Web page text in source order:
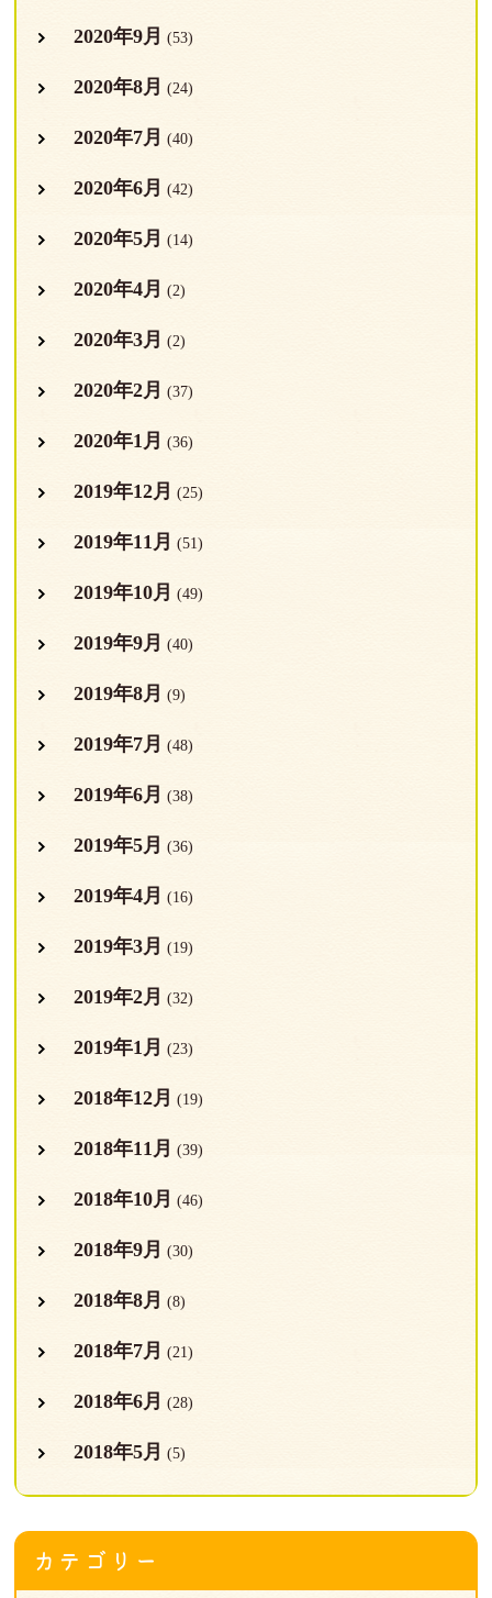
2020年9月 (53)
2020年8月 (24)
2020年7月 (40)
2020年6月 (42)
2020年5月 (14)
2020年4月 (2)
2020年3月 (2)
2020年2月 (37)
2020年1月 (36)
2019年12月 (25)
2019年11月 (51)
2019年10月 (49)
2019年9月 (40)
2019年8月 (9)
2019年7月 (48)
2019年6月 (38)
2019年5月 (36)
2019年4月 (16)
2019年3月 (19)
2019年2月 (32)
2019年1月 (23)
2018年12月 (19)
2018年11月 (39)
2018年10月 (46)
2018年9月 (30)
2018年8月 (8)
2018年7月 (21)
2018年6月 (28)
2018年5月 (5)
カテゴリー